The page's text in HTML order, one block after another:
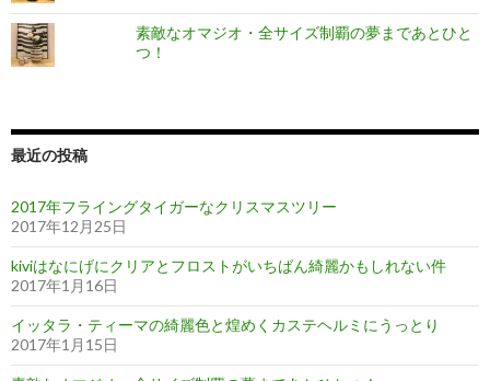
素敵なオマジオ・全サイズ制覇の夢まであとひと
つ！
最近の投稿
2017年フライングタイガーなクリスマスツリー
2017年12月25日
kiviはなにげにクリアとフロストがいちばん綺麗かもしれない件
2017年1月16日
イッタラ・ティーマの綺麗色と煌めくカステヘルミにうっとり
2017年1月15日